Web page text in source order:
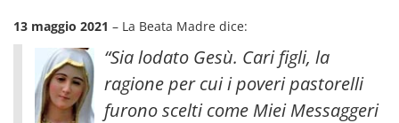
13 maggio 2021 – La Beata Madre dice:
“Sia lodato Gesù. Cari figli, la
ragione per cui i poveri pastorelli
furono scelti come Miei Messaggeri